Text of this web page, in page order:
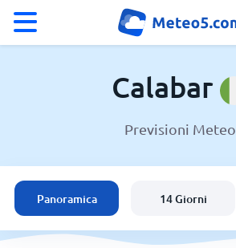
Nigeria
Italia
Calabar
Previsioni Meteo
Panoramica 14 Giorni